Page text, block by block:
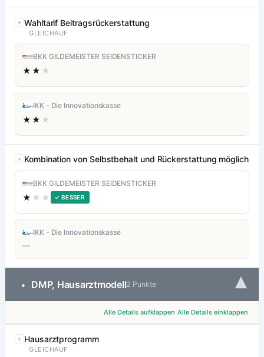
Wahltarif Beitragsrückerstattung
GLEICHAUF
BKK GILDEMEISTER SEIDENSTICKER
★★ ★
IKK - Die Innovationskasse
★★ ★
Kombination von Selbstbehalt und Rückerstattung möglich
BKK GILDEMEISTER SEIDENSTICKER
★ ★★ ✓ BESSER
IKK - Die Innovationskasse
—
• DMP, Hausarztmodell2 Punkte ▾
Alle Details aufklappen Alle Details einklappen
Hausarztprogramm
GLEICHAUF